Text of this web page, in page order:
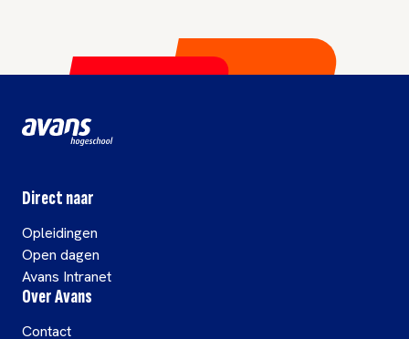
Direct naar
Opleidingen
Open dagen
Avans Intranet
Over Avans
Contact